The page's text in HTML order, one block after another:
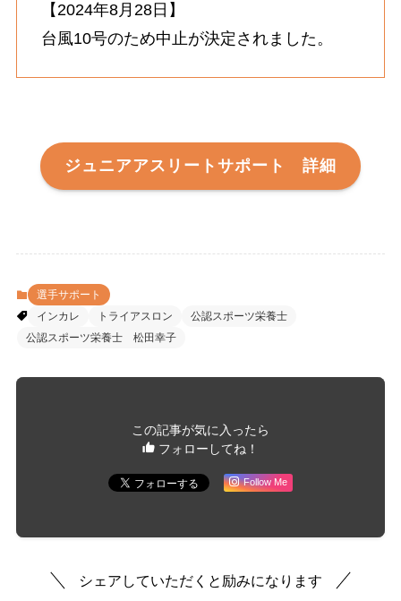
【2024年8月28日】
台風10号のため中止が決定されました。
ジュニアアスリートサポート 詳細
選手サポート
インカレ
トライアスロン
公認スポーツ栄養士
公認スポーツ栄養士 松田幸子
この記事が気に入ったら
フォローしてね！
Follow Me
シェアしていただくと励みになります